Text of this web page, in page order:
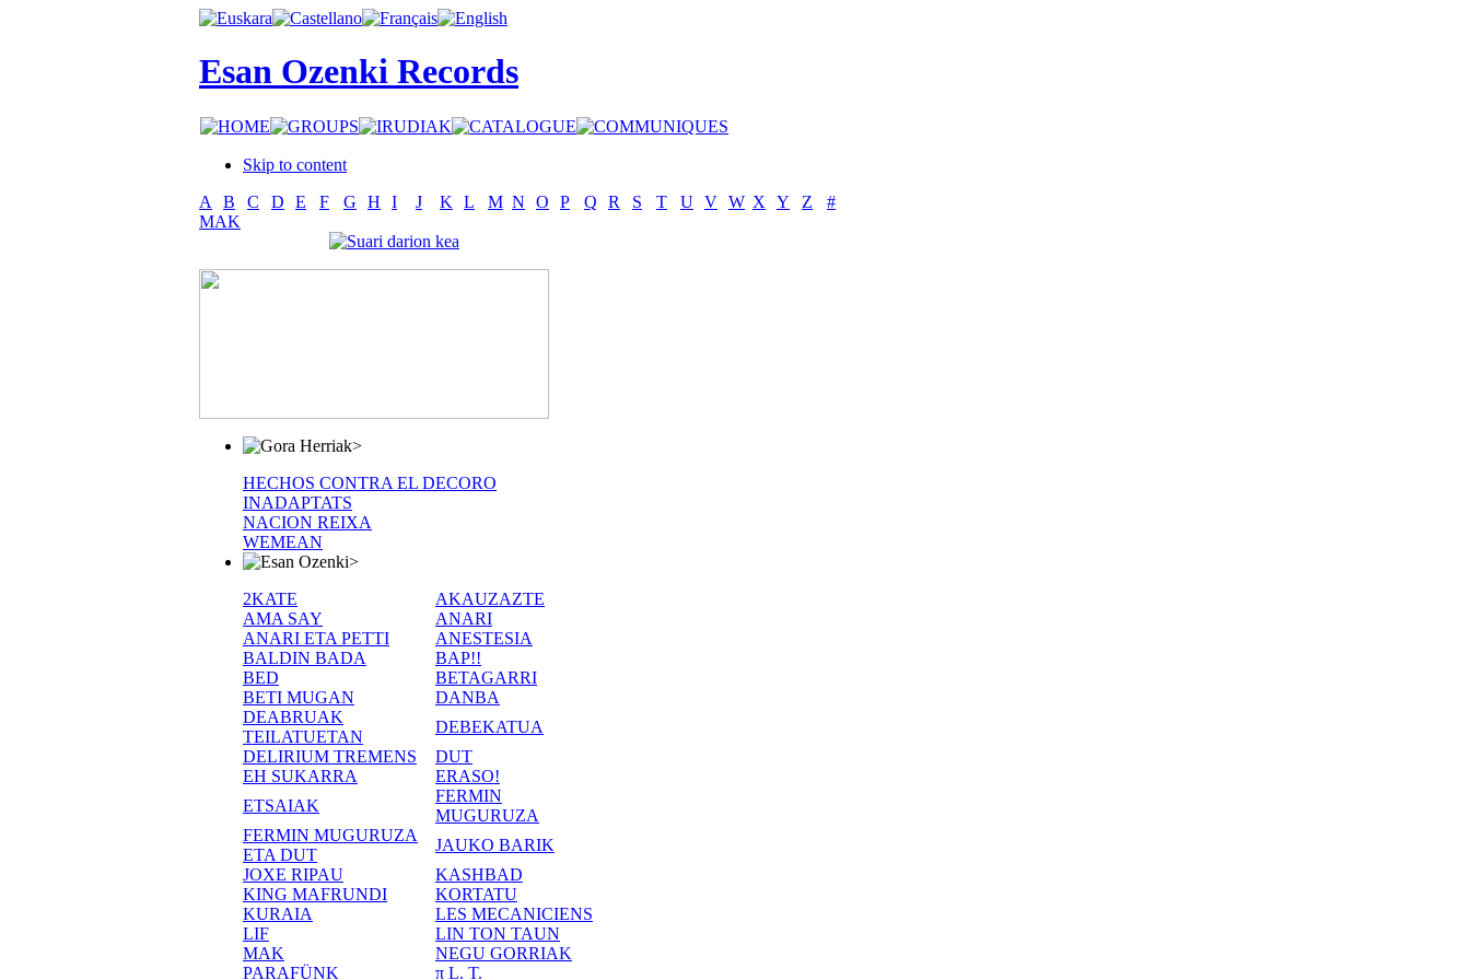
Esan Ozenki Records
Skip to content
A
B C D E F G H I J K L M N O P Q R S T U V W X Y Z
#
MAK
>
HECHOS CONTRA EL DECORO
INADAPTATS
NACION REIXA
WEMEAN
>
2KATE
AKAUZAZTE
AMA SAY
ANARI
ANARI ETA PETTI
ANESTESIA
BALDIN BADA
BAP!!
BED
BETAGARRI
BETI MUGAN
DANBA
DEABRUAK
TEILATUETAN
DEBEKATUA
DELIRIUM TREMENS
DUT
EH SUKARRA
ERASO!
ETSAIAK
FERMIN
MUGURUZA
FERMIN MUGURUZA
ETA DUT
JAUKO BARIK
JOXE RIPAU
KASHBAD
KING MAFRUNDI
KORTATU
KURAIA
LES MECANICIENS
LIF
LIN TON TAUN
MAK
NEGU GORRIAK
PARAFÜNK
π L. T.